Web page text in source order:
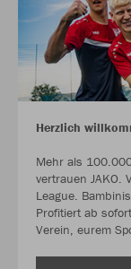
Herzlich
Mehr als
vertrauen JAKO.
League.
Profitiert ab
Verein, eurem